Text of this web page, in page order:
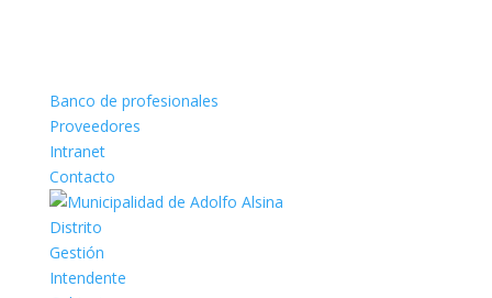
Banco de profesionales
Proveedores
Intranet
Contacto
Distrito
Gestión
Intendente